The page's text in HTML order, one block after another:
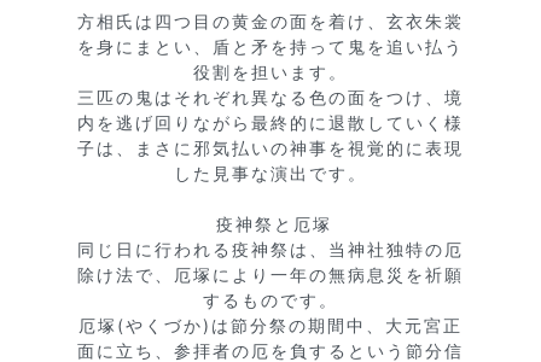
方相氏は四つ目の黄金の面を着け、玄衣朱裳
を身にまとい、盾と矛を持って鬼を追い払う
役割を担います。
三匹の鬼はそれぞれ異なる色の面をつけ、境
内を逃げ回りながら最終的に退散していく様
子は、まさに邪気払いの神事を視覚的に表現
した見事な演出です。
同じ日に行われる疫神祭は、当神社独特の厄
除け法で、厄塚により一年の無病息災を祈願
するものです。
厄塚(やくづか)は節分祭の期間中、大元宮正
面に立ち、参拝者の厄を負するという節分信